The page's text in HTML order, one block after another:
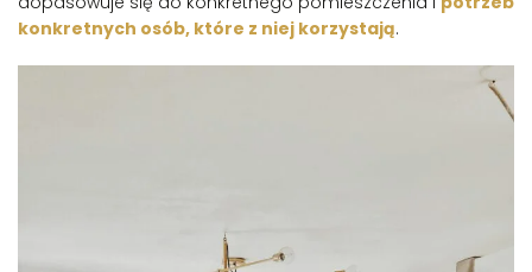
konkretnych osób, które z niej korzystają.